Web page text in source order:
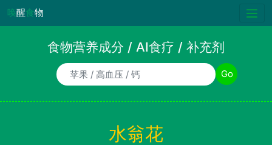
唤醒食物
食物营养成分 / AI食疗 / 补充剂
食物/AI食疗诉求/补充剂名称 Go
水翁花